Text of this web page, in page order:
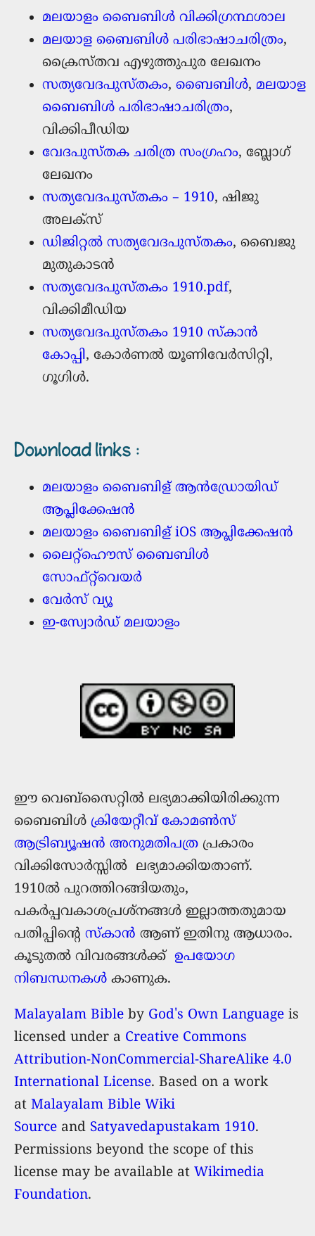
മലയാളം ബൈബിള്‍ വിക്കിഗ്രന്ഥശാല
മലയാള ബൈബിൾ പരിഭാഷാചരിത്രം,
ക്രൈസ്തവ എഴുത്തുപുര ലേഖനം
സത്യവേദപുസ്തകം, ബൈബിൾ, മലയാള
ബൈബിൾ പരിഭാഷാചരിത്രം,
വിക്കിപീഡിയ
വേദപുസ്തക ചരിത്ര സംഗ്രഹം, ബ്ലോഗ്‌
ലേഖനം
സത്യവേദപുസ്തകം – 1910, ഷിജു
അലക്സ്‌
ഡിജിറ്റൽ സത്യവേദപുസ്തകം, ബൈജു
മുതുകാടന്‍
സത്യവേദപുസ്തകം 1910.pdf,
വിക്കിമീഡിയ
സത്യവേദപുസ്തകം 1910 സ്കാന്‍
കോപ്പി, കോര്‍ണല്‍ യൂണിവേര്‍‌സിറ്റി,
ഗൂഗിള്‍.
Download links :
മലയാളം ബൈബിള് ആന്‍ഡ്രോയിഡ്
ആപ്ലിക്കേഷന്‍
മലയാളം ബൈബിള് iOS ആപ്ലിക്കേഷന്‍
ലൈറ്റ്ഹൌസ് ബൈബിള്‍
സോഫ്റ്റ്‌വെയര്‍
വേര്‍സ് വ്യൂ
ഇ-സ്വോര്‍ഡ് മലയാളം
ഈ വെബ്സൈറ്റില്‍ ലഭ്യമാക്കിയിരിക്കുന്ന
ബൈബിള്‍ ക്രിയേറ്റീവ് കോമൺസ്
ആട്രിബ്യൂഷൻ അനുമതിപത്ര പ്രകാരം
വിക്കിസോര്‍സ്സില്‍ ലഭ്യമാക്കിയതാണ്.
1910ൽ പുറത്തിറങ്ങിയതും,
പകർപ്പവകാശപ്രശ്നങ്ങൾ ഇല്ലാത്തതുമായ
പതിപ്പിന്റെ സ്കാന്‍ ‍ ആണ് ഇതിനു ആധാരം.
കൂടുതൽ വിവരങ്ങൾക്ക് ഉപയോഗ
നിബന്ധനകൾ കാണുക.
Malayalam Bible by God's Own Language is
licensed under a Creative Commons
Attribution-NonCommercial-ShareAlike 4.0
International License. Based on a work
at Malayalam Bible Wiki
Source and Satyavedapustakam 1910.
Permissions beyond the scope of this
license may be available at Wikimedia
Foundation.